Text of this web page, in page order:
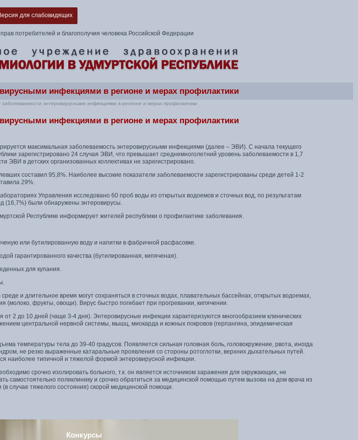
для слабовидящих
потребителей и благополучия человека Российской Федерации
инфекциями в регионе и мерах профилактики
заболеваемости энтеровирусными инфекциями в регионе и мерах профилактики
инфекциями в регионе и мерах профилактики
максимальная заболеваемость энтеровирусными инфекциями (далее – ЭВИ). С начала текущего
зарегистрировано 24 случая ЭВИ, что превышает среднемноголетний уровень заболеваемости в 1,7
ЭВИ в детских организованных коллективах не зарегистрировано.
составил 95,8%. Наиболее высокие показатели заболеваемости зарегистрированы среди детей 1-2
29%.
Управления исследовано 60 проб воды из открытых водоемов и сточных вод, по результатам
(16,7%) были обнаружены энтеровирусы.
Республике информирует жителей республики о профилактике заболевания.
или бутилированную воду и напитки в фабричной расфасовке.
гарантированного качества (бутилированная, кипяченая).
для купания.
и длительное время могут сохраняться в сточных водах, плавательных бассейнах, открытых водоемах,
(молоко, фрукты, овощи). Вирус быстро погибает при прогревании, кипячении.
2 до 10 дней (чаще 3-4 дня). Энтеровирусные инфекции характеризуются многообразием клинических
центральной нервной системы, мышц, миокарда и кожных покровов (герпангина, эпидемическая
температуры тела до 39-40 градусов. Появляется сильная головная боль, головокружение, рвота, иногда
не резко выраженные катаральные проявления со стороны ротоглотки, верхних дыхательных путей.
наиболее типичной и тяжелой формой энтеровирусной инфекции.
срочно изолировать больного, т.к. он является источником заражения для окружающих, не
самостоятельно поликлинику и срочно обратиться за медицинской помощью путем вызова на дом врача из
(в случае тяжелого состояния) скорой медицинской помощи.
Конкурсы